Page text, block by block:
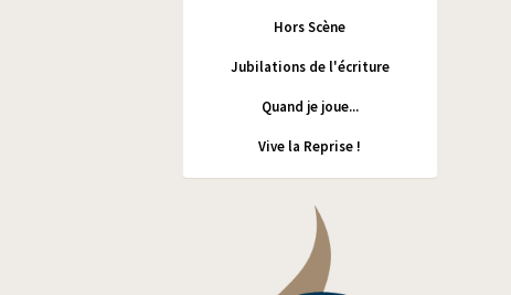
Hors Scène
Jubilations de l'écriture
Quand je joue...
Vive la Reprise !